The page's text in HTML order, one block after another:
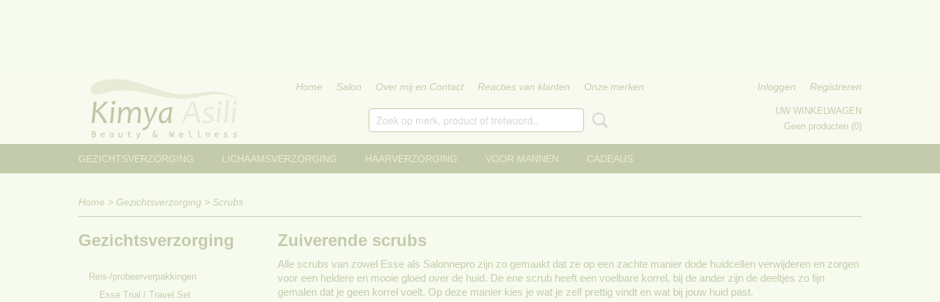
Home Salon Over mij en Contact Reacties van klanten Onze merken Inloggen Registreren
UW WINKELWAGEN
Geen producten (0)
GEZICHTSVERZORGING LICHAAMSVERZORGING HAARVERZORGING VOOR MANNEN CADEAUS
Home > Gezichtsverzorging > Scrubs
Gezichtsverzorging
Reis-/probeerverpakkingen
Esse Trial / Travel Set
Zuiverende scrubs
Alle scrubs van zowel Esse als Salonnepro zijn zo gemaakt dat ze op een zachte manier dode huidcellen verwijderen en zorgen
voor een heldere en mooie gloed over de huid. De ene scrub heeft een voelbare korrel, bij de ander zijn de deeltjes zo fijn
gemalen dat je geen korrel voelt. Op deze manier kies je wat je zelf prettig vindt en wat bij jouw huid past.